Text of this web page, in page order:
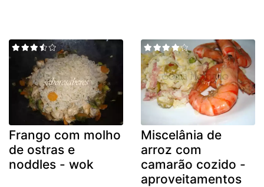
Frango com molho
de ostras e
noddles - wok
Miscelânia de
arroz com
camarão cozido -
aproveitamentos